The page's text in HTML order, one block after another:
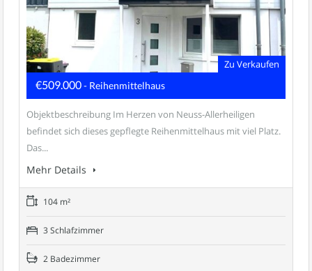
Zu Verkaufen
€509.000- Reihenmittelhaus
Objektbeschreibung Im Herzen von Neuss-Allerheiligen
befindet sich dieses gepflegte Reihenmittelhaus mit viel Platz.
Das...
Mehr Details
104 m²
3 Schlafzimmer
2 Badezimmer